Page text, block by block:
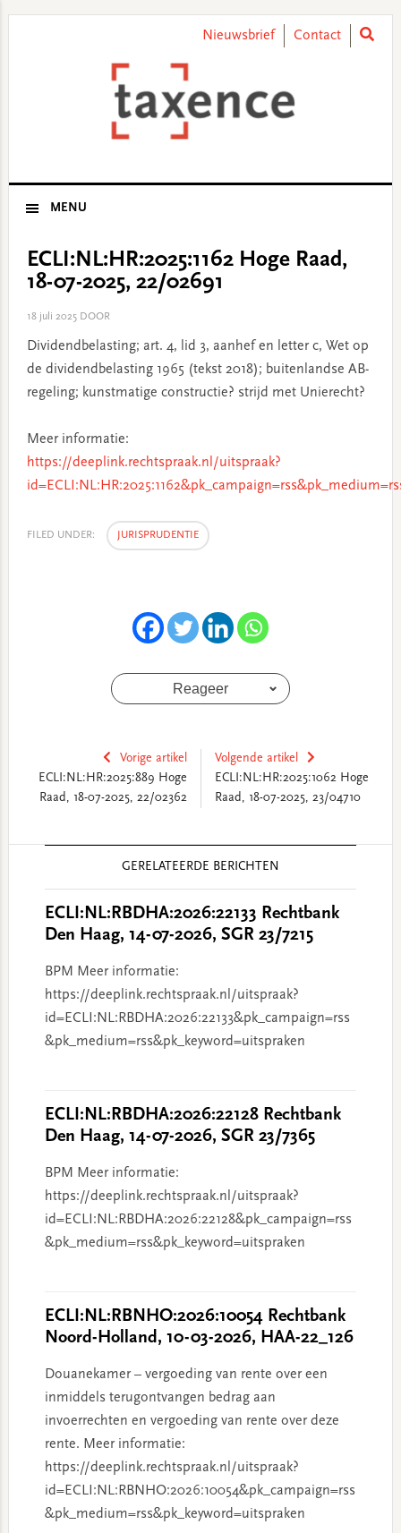
Nieuwsbrief Contact
MENU
ECLI:NL:HR:2025:1162 Hoge Raad,
18-07-2025, 22/02691
18 juli 2025DOOR
Dividendbelasting; art. 4, lid 3, aanhef en letter c, Wet op
de dividendbelasting 1965 (tekst 2018); buitenlandse AB-
regeling; kunstmatige constructie? strijd met Unierecht?
Meer informatie:
https://deeplink.rechtspraak.nl/uitspraak?
FILED UNDER: JURISPRUDENTIE
Reageer
Vorige artikel
ECLI:NL:HR:2025:889 Hoge
Raad, 18-07-2025, 22/02362
Volgende artikel
ECLI:NL:HR:2025:1062 Hoge
Raad, 18-07-2025, 23/04710
GERELATEERDE BERICHTEN
ECLI:NL:RBDHA:2026:22133 Rechtbank
Den Haag, 14-07-2026, SGR 23/7215
BPM Meer informatie:
https://deeplink.rechtspraak.nl/uitspraak?
id=ECLI:NL:RBDHA:2026:22133&pk_campaign=rss
&pk_medium=rss&pk_keyword=uitspraken
ECLI:NL:RBDHA:2026:22128 Rechtbank
Den Haag, 14-07-2026, SGR 23/7365
BPM Meer informatie:
https://deeplink.rechtspraak.nl/uitspraak?
id=ECLI:NL:RBDHA:2026:22128&pk_campaign=rss
&pk_medium=rss&pk_keyword=uitspraken
ECLI:NL:RBNHO:2026:10054 Rechtbank
Noord-Holland, 10-03-2026, HAA-22_126
Douanekamer – vergoeding van rente over een
inmiddels terugontvangen bedrag aan
invoerrechten en vergoeding van rente over deze
rente. Meer informatie:
https://deeplink.rechtspraak.nl/uitspraak?
id=ECLI:NL:RBNHO:2026:10054&pk_campaign=rss
&pk_medium=rss&pk_keyword=uitspraken